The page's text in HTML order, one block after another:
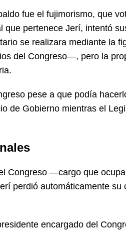
fue el fujimorismo, que
que pertenece Jerí, intentó
se realizara mediante la
del Congreso—, pero la
pese a que podía
de Gobierno mientras el
Congreso —cargo que
perdió automáticamente su
encargado del